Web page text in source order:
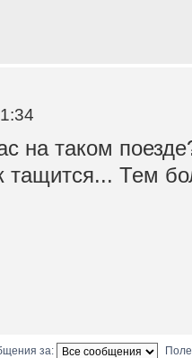
на таком
тащится... Тем
за: